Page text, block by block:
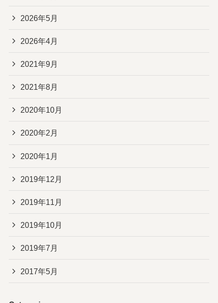
2026年5月
2026年4月
2021年9月
2021年8月
2020年10月
2020年2月
2020年1月
2019年12月
2019年11月
2019年10月
2019年7月
2017年5月